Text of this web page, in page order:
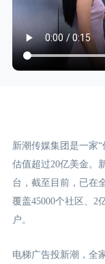
新潮传媒集团是一家
估值超过20亿美金。
台，截至目前，已在
覆盖45000个社区、2
户。
电梯广告投新潮，全